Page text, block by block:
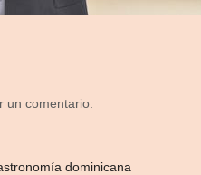
un comentario.
dominicana